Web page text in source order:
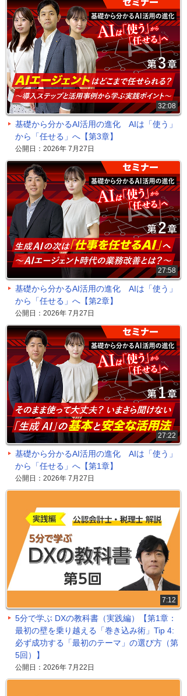
32:08
基礎から分かるAI活用の進化 AIは「使う」
から「任せる」へ【第3章】
公開日：2026年 7月27日
27:58
基礎から分かるAI活用の進化 AIは「使う」
から「任せる」へ【第2章】
公開日：2026年 7月27日
27:22
基礎から分かるAI活用の進化 AIは「使う」
から「任せる」へ【第1章】
公開日：2026年 7月27日
7:12
5分で学ぶ DXの教科書（実践編）【第1章：
最初の壁を乗り越える「巻き込み術」Tip 4:
必ず成功する「最初のテーマ」の選び方（第
5回）】
公開日：2026年 7月22日